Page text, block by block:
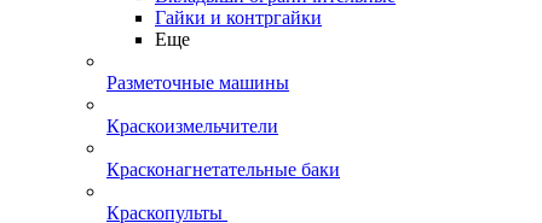
Гайки и контргайки
Еще
Разметочные машины
Краскоизмельчители
Красконагнетательные баки
Краскопульты